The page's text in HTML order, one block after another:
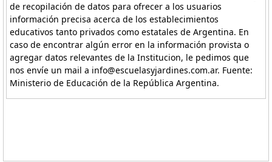
de recopilación de datos para ofrecer a los usuarios
información precisa acerca de los establecimientos
educativos tanto privados como estatales de Argentina. En
caso de encontrar algún error en la información provista o
agregar datos relevantes de la Institucion, le pedimos que
nos envíe un mail a info@escuelasyjardines.com.ar. Fuente:
Ministerio de Educación de la República Argentina.